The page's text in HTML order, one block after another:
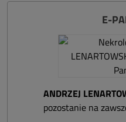
E-
ANDRZEJ
pozostanie na